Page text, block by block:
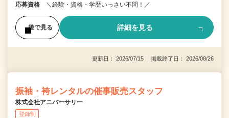
応募資格 ＼経験・資格・学歴いっさい不問！／
後で見る 詳細を見る
更新日： 2026/07/15 掲載終了日： 2026/08/26
振袖・袴レンタルの催事販売スタッフ
株式会社アニバーサリー
登録制